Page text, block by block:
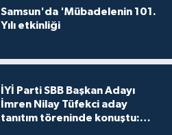
Samsun'da 'Mübadelenin 101.
Yılı etkinliği
İYİ Parti SBB Başkan Adayı
İmren Nilay Tüfekci aday
tanıtım töreninde konuştu: